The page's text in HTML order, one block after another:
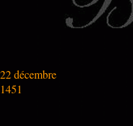
22 décembre
1451